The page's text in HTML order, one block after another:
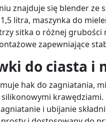
znajduje się blender ze
litra, maszynka do
sitka o różnej grubości
zapewniające
do ciasta i
hak do zagniatania,
i ubijanie